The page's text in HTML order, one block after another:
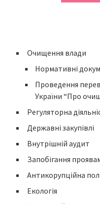
Очищення влади
Нормативні
Проведення
України “Про
Регуляторна
Державні закупівлі
Внутрішній аудит
Запобігання
Антикорупційна
Екологія